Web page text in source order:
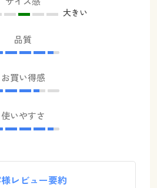
大きい
品質
お買い得感
使いやすさ
レビュー要約